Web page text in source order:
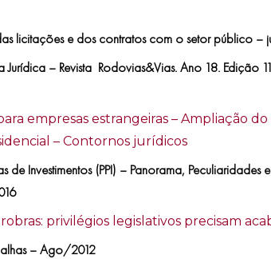
licitações e dos contratos com o setor público –
Jurídica – Revista Rodovias&Vias. Ano 18. Edição
empresas estrangeiras – Ampliação
– Contornos jurídicos
de Investimentos (PPI) – Panorama, Peculiaridades
privilégios legislativos precisam
– Ago/2012